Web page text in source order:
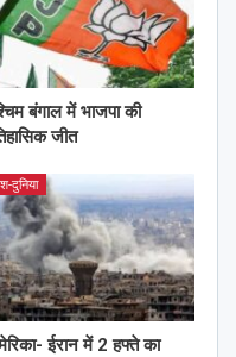
बंगाल में भाजपा की
जीत
दुनिया
ईरान में 2 हफ्ते का